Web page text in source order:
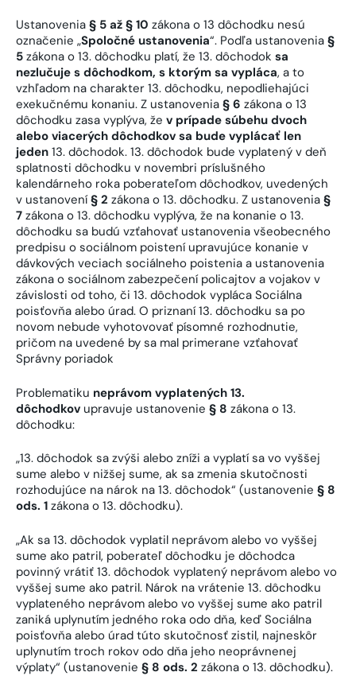
Ustanovenia § 5 až § 10 zákona o 13 dôchodku nesú
označenie „Spoločné ustanovenia“. Podľa ustanovenia §
5 zákona o 13. dôchodku platí, že 13. dôchodok sa
nezlučuje s dôchodkom, s ktorým sa vypláca, a to
vzhľadom na charakter 13. dôchodku, nepodliehajúci
exekučnému konaniu. Z ustanovenia § 6 zákona o 13
dôchodku zasa vyplýva, že v prípade súbehu dvoch
alebo viacerých dôchodkov sa bude vyplácať len
jeden 13. dôchodok. 13. dôchodok bude vyplatený v deň
splatnosti dôchodku v novembri príslušného
kalendárneho roka poberateľom dôchodkov, uvedených
v ustanovení§ 2 zákona o 13. dôchodku. Z ustanovenia §
7 zákona o 13. dôchodku vyplýva, že na konanie o 13.
dôchodku sa budú vzťahovať ustanovenia všeobecného
predpisu o sociálnom poistení upravujúce konanie v
dávkových veciach sociálneho poistenia a ustanovenia
zákona o sociálnom zabezpečení policajtov a vojakov v
závislosti od toho, či 13. dôchodok vypláca Sociálna
poisťovňa alebo úrad. O priznaní 13. dôchodku sa po
novom nebude vyhotovovať písomné rozhodnutie,
pričom na uvedené by sa mal primerane vzťahovať
Správny poriadok
Problematiku neprávom vyplatených 13.
dôchodkov upravuje ustanovenie § 8 zákona o 13.
dôchodku:
„13. dôchodok sa zvýši alebo zníži a vyplatí sa vo vyššej
sume alebo v nižšej sume, ak sa zmenia skutočnosti
rozhodujúce na nárok na 13. dôchodok“ (ustanovenie § 8
ods. 1 zákona o 13. dôchodku).
„Ak sa 13. dôchodok vyplatil neprávom alebo vo vyššej
sume ako patril, poberateľ dôchodku je dôchodca
povinný vrátiť 13. dôchodok vyplatený neprávom alebo vo
vyššej sume ako patril. Nárok na vrátenie 13. dôchodku
vyplateného neprávom alebo vo vyššej sume ako patril
zaniká uplynutím jedného roka odo dňa, keď Sociálna
poisťovňa alebo úrad túto skutočnosť zistil, najneskôr
uplynutím troch rokov odo dňa jeho neoprávnenej
výplaty“ (ustanovenie § 8 ods. 2 zákona o 13. dôchodku).